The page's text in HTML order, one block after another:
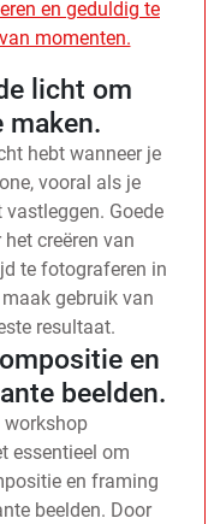
en geduldig te
momenten.
licht om
maken.
hebt wanneer je
vooral als je
Goede
creëren van
te fotograferen in
gebruik van
resultaat.
en
beelden.
workshop
essentieel om
en framing
beelden. Door